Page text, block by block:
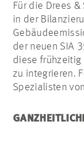
Für die Drees
in der
der neuen SIA
diese frühzeitig
zu integrieren.
Spezialisten